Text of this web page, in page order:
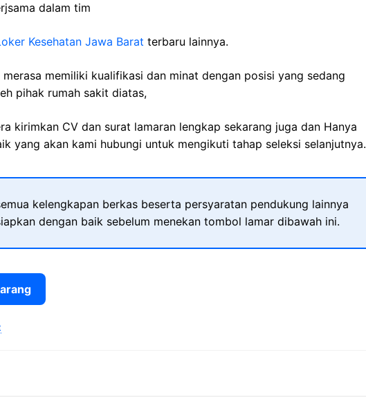
dalam tim
Kesehatan Jawa Barat terbaru lainnya.
memiliki kualifikasi dan minat dengan posisi yang sedang
pihak rumah sakit diatas,
kirimkan CV dan surat lamaran lengkap sekarang juga dan Hanya
yang akan kami hubungi untuk mengikuti tahap seleksi selanjutnya.
kelengkapan berkas beserta persyaratan pendukung lainnya
dengan baik sebelum menekan tombol lamar dibawah ini.